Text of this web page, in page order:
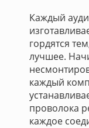
Каждый
гордятся
лучшее.
каждый
проволока
каждое